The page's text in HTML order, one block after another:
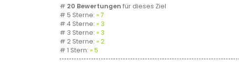
# 20 Bewertungen für dieses Ziel
# 5 Sterne:
7
# 4 Sterne:
3
# 3 Sterne:
3
# 2 Sterne:
2
# 1 Stern:
5